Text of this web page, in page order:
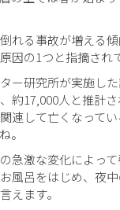
れる事故が増える
因の1つと指摘され
ー研究所が実施し
約17,000人と推計
連して亡くなってい
。
急激な変化によって
風呂をはじめ、夜
えます。